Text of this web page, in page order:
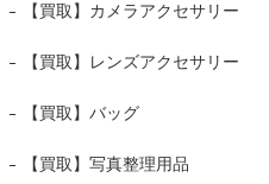
【買取】カメラアクセサリー
【買取】レンズアクセサリー
【買取】バッグ
【買取】写真整理用品